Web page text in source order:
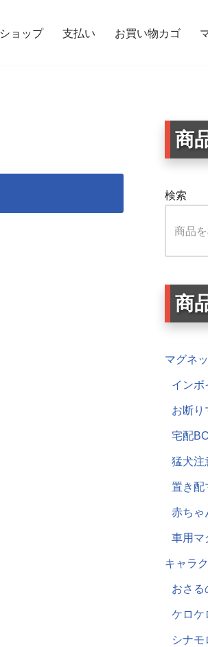
ショップ 支払い お買い物カゴ
商
検索
商
マグネ
インボ
お断り
宅配
猛犬注
置き配
赤ちゃ
車用マ
キャラ
おさる
ケロケ
シナモ